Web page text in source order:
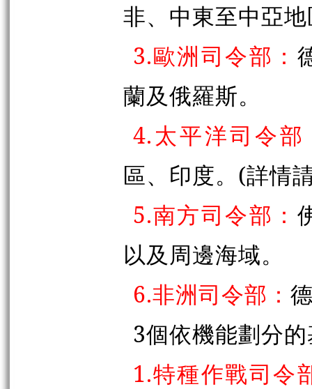
非、中東至中亞
3.歐洲司令部：
蘭及俄羅斯。
4.太平洋司令部
區、印度。(詳情
5.南方司令部：
以及周邊海域。
6.非洲司令部：
3個依機能劃分
1.特種作戰司令